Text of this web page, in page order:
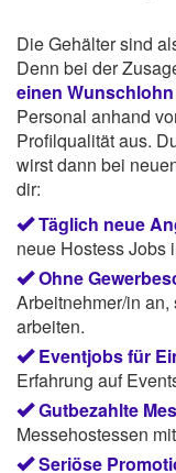
Die Gehälter sind
Denn bei der
einen
Personal anhand
Profilqualität aus.
wirst dann bei
dir:
Täglich neue
neue Hostess Jobs
Ohne
Arbeitnehmer/in
arbeiten.
Eventjobs für
Erfahrung auf
Gutbezahlte
Messehostessen
Seriöse